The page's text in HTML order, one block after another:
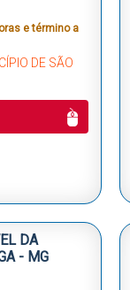
e término a
DE SÃO
DA
- MG